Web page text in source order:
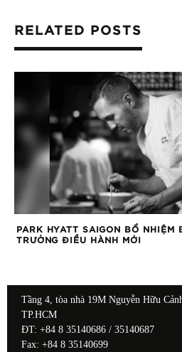
RELATED POSTS
PARK HYATT SAIGON BỔ NHIỆM
TRƯỞNG ĐIỀU HÀNH MỚI
Tầng 4, tòa nhà 19M Nguyễn Hữu
TP.HCM
ĐT: +84 8 35140686 / 35140687
Fax: +84 8 35140699